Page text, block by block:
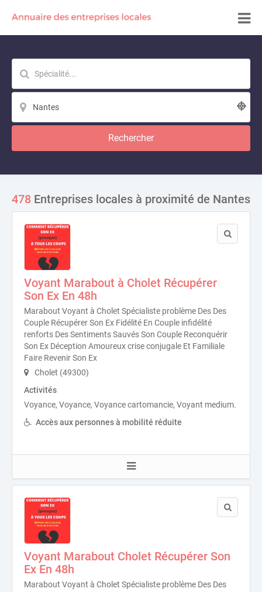
Rechercher
478 Entreprises locales à proximité de Nantes
Voyant Marabout à Cholet Récupérer
Son Ex En 48h
Marabout Voyant à Cholet Spécialiste problème Des Des
Couple Récupérer Son Ex Fidélité En Couple infidélité
renforts Des Sentiments Sauvés Son Couple Reconquérir
Son Ex Déception Amoureux crise conjugale Et Familiale
Faire Revenir Son Ex
Cholet (49300)
Activités
Voyance, Voyance, Voyance cartomancie, Voyant medium.
Accès aux personnes à mobilité réduite
Voyant Marabout Cholet Récupérer Son
Ex En 48h
Marabout Voyant à Cholet Spécialiste problème Des Des